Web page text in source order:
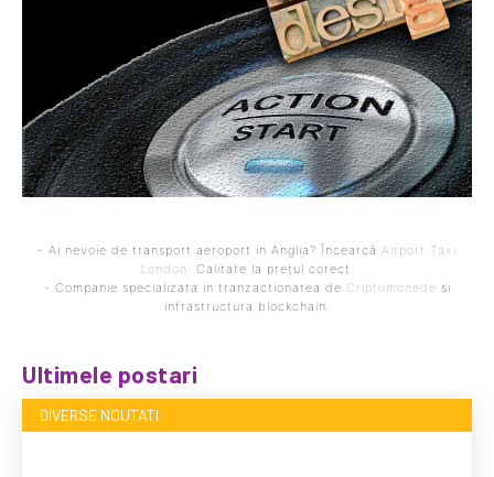
- Ai nevoie de transport aeroport in Anglia? Încearcă Airport Taxi
London
. Calitate la prețul corect.
- Companie specializata in tranzactionarea de Criptomonede si
infrastructura blockchain.
Ultimele postari
DIVERSE NOUTATI